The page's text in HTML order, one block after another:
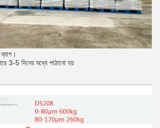
3-5 দিনের মধ্যে পাঠানো হয়